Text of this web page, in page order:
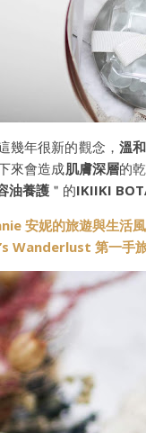
幾年很新的觀念，溫
來會造成肌膚深層的
油養護 ＂的IKIIKI
安妮的旅遊與生活
Wanderlust 第一手